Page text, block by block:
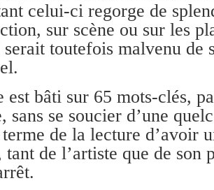
celui-ci regorge de
sur scène ou sur les
toutefois malvenu de
est bâti sur 65 mots-clés,
sans se soucier d’une
de la lecture d’avoir
tant de l’artiste que de son